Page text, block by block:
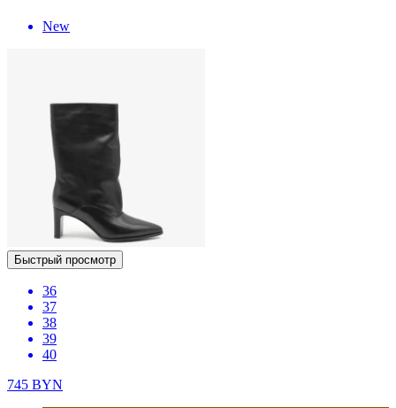
New
Быстрый просмотр
36
37
38
39
40
745 BYN